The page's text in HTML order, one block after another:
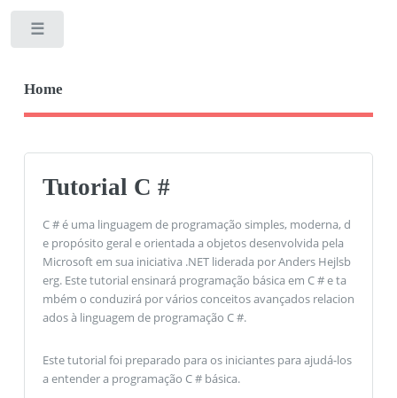
Home
Tutorial C #
C # é uma linguagem de programação simples, moderna, d
e propósito geral e orientada a objetos desenvolvida pela
Microsoft em sua iniciativa .NET liderada por Anders Hejlsb
erg. Este tutorial ensinará programação básica em C # e ta
mbém o conduzirá por vários conceitos avançados relacion
ados à linguagem de programação C #.
Este tutorial foi preparado para os iniciantes para ajudá-los
a entender a programação C # básica.